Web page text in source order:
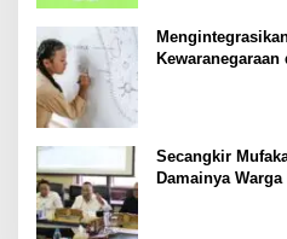
Secangkir
Damainya